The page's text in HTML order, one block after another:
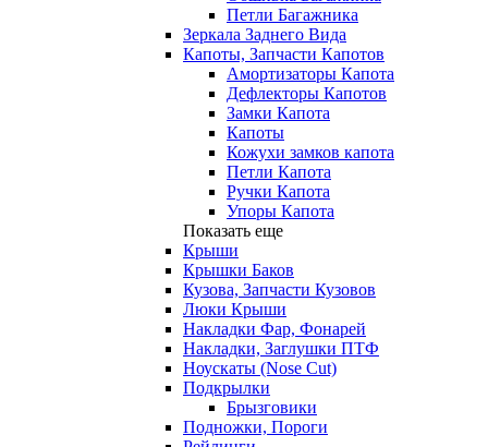
Петли Багажника
Зеркала Заднего Вида
Капоты, Запчасти Капотов
Амортизаторы Капота
Дефлекторы Капотов
Замки Капота
Капоты
Кожухи замков капота
Петли Капота
Ручки Капота
Упоры Капота
Показать еще
Крыши
Крышки Баков
Кузова, Запчасти Кузовов
Люки Крыши
Накладки Фар, Фонарей
Накладки, Заглушки ПТФ
Ноускаты (Nose Cut)
Подкрылки
Брызговики
Подножки, Пороги